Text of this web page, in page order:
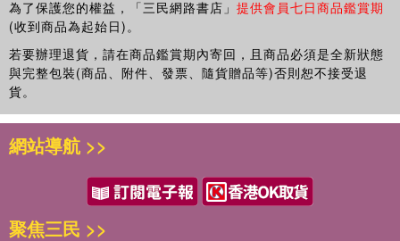
為了保護您的權益，「三民網路書店」 提供會員七日商品鑑賞期
(收到商品為起始日)。
若要辦理退貨，請在商品鑑賞期內寄回，且商品必須是全新狀態
與完整包裝(商品、附件、發票、隨貨贈品等)否則恕不接受退
貨。
網站導航 >>
聚焦三民 >>